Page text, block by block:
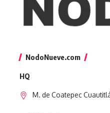
NodoNueve.com
HQ
M. de Coatepec